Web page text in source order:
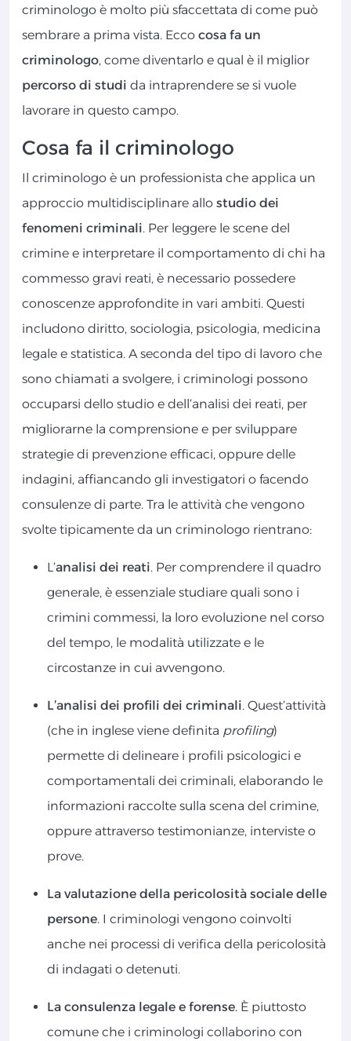
criminologo è molto più sfaccettata di come può
sembrare a prima vista. Ecco cosa fa un
criminologo, come diventarlo e qual è il miglior
percorso di studi da intraprendere se si vuole
lavorare in questo campo.
Cosa fa il criminologo
Il criminologo è un professionista che applica un
approccio multidisciplinare allo studio dei
fenomeni criminali. Per leggere le scene del
crimine e interpretare il comportamento di chi ha
commesso gravi reati, è necessario possedere
conoscenze approfondite in vari ambiti. Questi
includono diritto, sociologia, psicologia, medicina
legale e statistica. A seconda del tipo di lavoro che
sono chiamati a svolgere, i criminologi possono
occuparsi dello studio e dell’analisi dei reati, per
migliorarne la comprensione e per sviluppare
strategie di prevenzione efficaci, oppure delle
indagini, affiancando gli investigatori o facendo
consulenze di parte. Tra le attività che vengono
svolte tipicamente da un criminologo rientrano:
L’analisi dei reati. Per comprendere il quadro
generale, è essenziale studiare quali sono i
crimini commessi, la loro evoluzione nel corso
del tempo, le modalità utilizzate e le
circostanze in cui avvengono.
L’analisi dei profili dei criminali. Quest’attività
(che in inglese viene definita profiling)
permette di delineare i profili psicologici e
comportamentali dei criminali, elaborando le
informazioni raccolte sulla scena del crimine,
oppure attraverso testimonianze, interviste o
prove.
La valutazione della pericolosità sociale delle
persone. I criminologi vengono coinvolti
anche nei processi di verifica della pericolosità
di indagati o detenuti.
La consulenza legale e forense. È piuttosto
comune che i criminologi collaborino con